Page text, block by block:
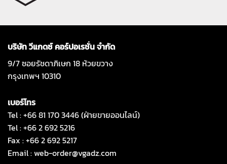
บริษัท วีแกดซ์ คอร์ปอเรชั่น จำกัด
9/7 ซอยรัชดาภิเษก 18 ห้วยขวาง
กรุงเทพฯ 10310
เบอร์โทร
Tel : +66 81 170 3446 (ฝ่ายขายออนไลน์)
Tel : +66 2 692 5216
Fax : +66 2 692 5217
Email :web-order@vgadz.com